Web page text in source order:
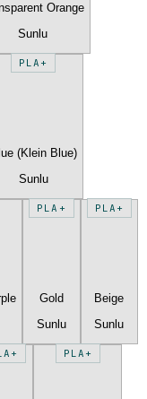
Orange
Sunlu
PLA+
(Klein Blue)
Sunlu
PLA+
Gold
Sunlu
PLA+
Beige
Sunlu
PLA+